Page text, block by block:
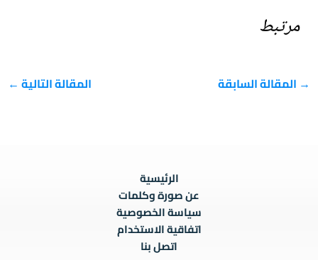
مرتبط
→ المقالة السابقة المقالة التالية ←
الرئيسية
عن صورة وكلمات
سياسة الخصوصية
اتفاقية الاستخدام
اتصل بنا